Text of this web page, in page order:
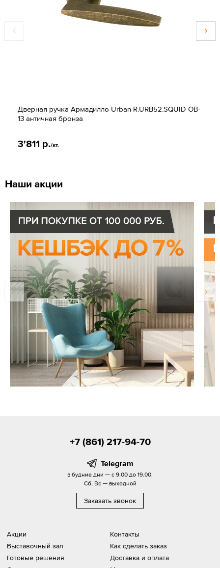
Дверная ручка Армадилло Urban R.URB52.SQUID OB-
13 античная бронза
3'811 р./кт.
Наши акции
Акции
Выставочный зал
Готовые решения
Контакты
Как сделать заказ
Доставка и оплата
+7 (861) 217-94-70
Telegram
в будние дни — с 9.00 до 19.00,
Сб, Вс — выходной
Заказать звонок